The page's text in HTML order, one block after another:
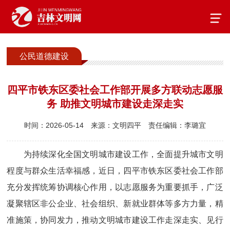
公民道德建设
四平市铁东区委社会工作部开展多方联动志愿服
务 助推文明城市建设走深走实
时间：2026-05-14 来源：文明四平 责任编辑：李璐宜
为持续深化全国文明城市建设工作，全面提升城市文明
程度与群众生活幸福感，近日，四平市铁东区委社会工作部
充分发挥统筹协调核心作用，以志愿服务为重要抓手，广泛
凝聚辖区非公企业、社会组织、新就业群体等多方力量，精
准施策，协同发力，推动文明城市建设工作走深走实、见行